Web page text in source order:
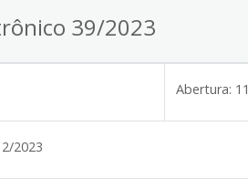
39/2023
Abertura:
2023